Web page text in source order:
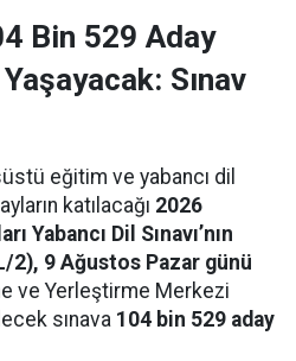
Bin 529 Aday
Sınav
eğitim ve yabancı dil
katılacağı 2026
Yabancı Dil Sınavı’nın
2), 9 Ağustos Pazar günü
ve Yerleştirme Merkezi
sınava 104 bin 529 aday